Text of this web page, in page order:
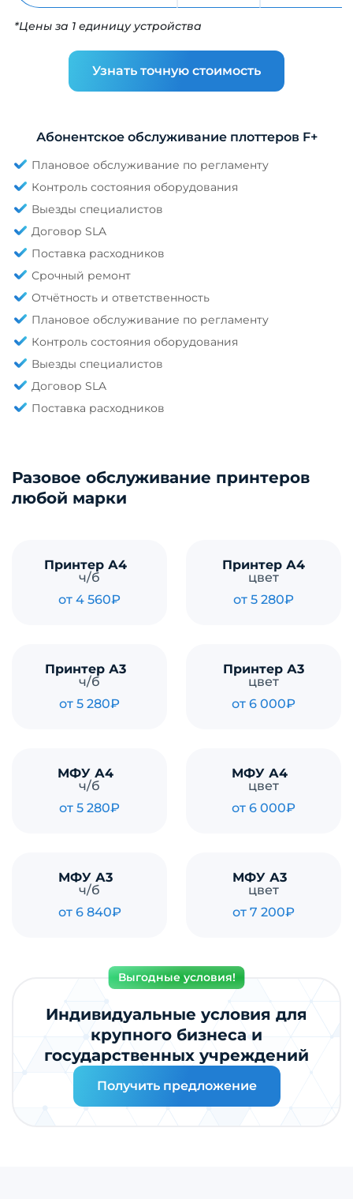
*Цены за 1 единицу устройства
Узнать точную стоимость
Абонентское обслуживание плоттеров F+
Плановое обслуживание по регламенту
Контроль состояния оборудования
Выезды специалистов
Договор SLA
Поставка расходников
Срочный ремонт
Отчётность и ответственность
Плановое обслуживание по регламенту
Контроль состояния оборудования
Выезды специалистов
Договор SLA
Поставка расходников
Разовое обслуживание принтеров
любой марки
Принтер А4
ч/б
от 4 560₽
Принтер А4
цвет
от 5 280₽
Принтер А3
ч/б
от 5 280₽
Принтер А3
цвет
от 6 000₽
МФУ А4
ч/б
от 5 280₽
МФУ А4
цвет
от 6 000₽
МФУ А3
ч/б
от 6 840₽
МФУ А3
цвет
от 7 200₽
Выгодные условия!
Индивидуальные условия для
крупного бизнеса и
государственных учреждений
Получить предложение